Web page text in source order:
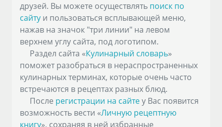
друзей. Вы можете осуществлять поиск по
сайту и пользоваться всплывающей меню,
нажав на значок "три линии" на левом
верхнем углу сайта, под логотипом.
Раздел сайта «Кулинарный словарь»
поможет разобраться в нераспространенных
кулинарных терминах, которые очень часто
встречаются в рецептах разных блюд.
После регистрации на сайтеу Вас появится
возможность вести «Личную рецептную
книгу», сохраняя в ней избранные